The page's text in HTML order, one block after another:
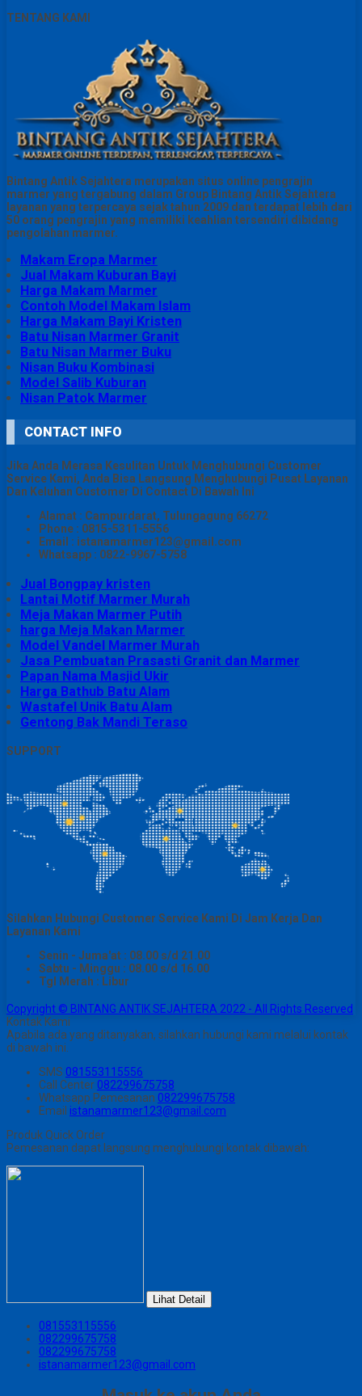
TENTANG KAMI
Bintang Antik Sejahtera merupakan situs online pengrajin
marmer yang tergabung dalam Group Bintang Antik Sejahtera
layanan yang terpercaya sejak tahun 2009 dan terdapat lebih dari
50 orang pengrajin yang memiliki keahlian tersendiri dibidang
pengolahan marmer.
Makam Eropa Marmer
Jual Makam Kuburan Bayi
Harga Makam Marmer
Contoh Model Makam Islam
Harga Makam Bayi Kristen
Batu Nisan Marmer Granit
Batu Nisan Marmer Buku
Nisan Buku Kombinasi
Model Salib Kuburan
Nisan Patok Marmer
CONTACT INFO
Jika Anda Merasa Kesulitan Untuk Menghubungi Customer
Service Kami, Anda Bisa Langsung Menghubungi Pusat Layanan
Dan Keluhan Customer Di Contact Di Bawah Ini
Alamat : Campurdarat, Tulungagung 66272
Phone : 0815-5311-5556
Email : istanamarmer123@gmail.com
Whatsapp : 0822-9967-5758
Jual Bongpay kristen
Lantai Motif Marmer Murah
Meja Makan Marmer Putih
harga Meja Makan Marmer
Model Vandel Marmer Murah
Jasa Pembuatan Prasasti Granit dan Marmer
Papan Nama Masjid Ukir
Harga Bathub Batu Alam
Wastafel Unik Batu Alam
Gentong Bak Mandi Teraso
SUPPORT
Silahkan Hubungi Customer Service Kami Di Jam Kerja Dan
Layanan Kami
Senin - Juma'at : 08.00 s/d 21.00
Sabtu - Minggu : 08.00 s/d 16.00
Tgl Merah : Libur
Copyright © BINTANG ANTIK SEJAHTERA 2022 - All Rights Reserved
Kontak Kami
Apabila ada yang ditanyakan, silahkan hubungi kami melalui kontak
di bawah ini.
SMS 081553115556
Call Center 082299675758
Whatsapp Pemesanan 082299675758
Email istanamarmer123@gmail.com
Produk Quick Order
Pemesanan dapat langsung menghubungi kontak dibawah:
Lihat Detail
081553115556
082299675758
082299675758
istanamarmer123@gmail.com